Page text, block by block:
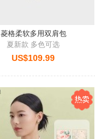
菱格柔软多用双肩包
夏新款 多色可选
US$109.99